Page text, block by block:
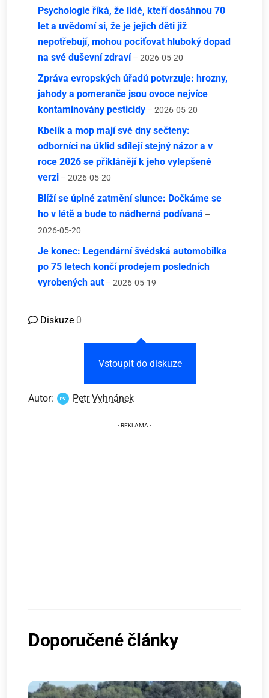
Psychologie říká, že lidé, kteří dosáhnou 70
let a uvědomí si, že je jejich děti již
nepotřebují, mohou pociťovat hluboký dopad
na své duševní zdraví – 2026-05-20
Zpráva evropských úřadů potvrzuje: hrozny,
jahody a pomeranče jsou ovoce nejvíce
kontaminovány pesticidy – 2026-05-20
Kbelík a mop mají své dny sečteny:
odborníci na úklid sdílejí stejný názor a v
roce 2026 se přiklánějí k jeho vylepšené
verzi – 2026-05-20
Blíží se úplné zatmění slunce: Dočkáme se
ho v létě a bude to nádherná podívaná –
2026-05-20
Je konec: Legendární švédská automobilka
po 75 letech končí prodejem posledních
vyrobených aut – 2026-05-19
Diskuze 0
Vstoupit do diskuze
Autor: Petr Vyhnánek
Doporučené články